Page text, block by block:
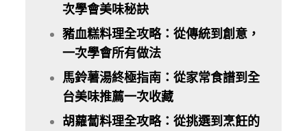
次學會美味秘訣
豬血糕料理全攻略：從傳統到創意，
一次學會所有做法
馬鈴薯湯終極指南：從家常食譜到全
台美味推薦一次收藏
胡蘿蔔料理全攻略：從挑選到烹飪的